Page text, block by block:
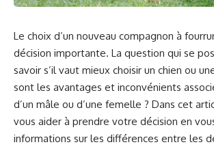
Le choix d’un nouveau compagnon à
décision importante. La question qui se
savoir s’il vaut mieux choisir un chien ou
sont les avantages et inconvénients
d’un mâle ou d’une femelle ? Dans cet
vous aider à prendre votre décision en
informations sur les différences entre les